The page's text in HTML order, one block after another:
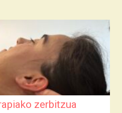
zerbitzua